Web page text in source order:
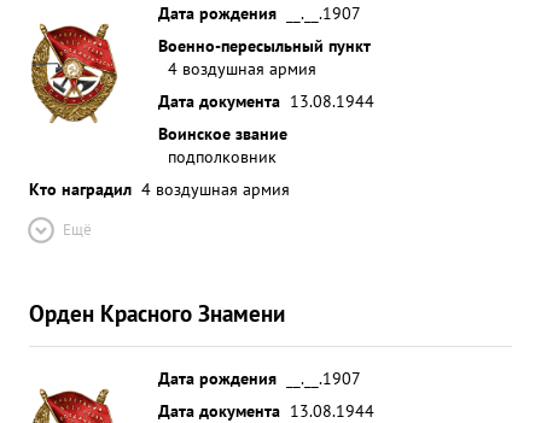
борьбе с германской фашистской армией. За
отличную организацию боевой работы полка по
по германского вительственной фашизма и
личную наградой боевую орденом работу
ЛЕНИНА. тов.Соколов достоин разгрому
награждения ...»
Дата рождения
__.__.1907
Военно-пересыльный пункт
4 воздушная армия
Дата документа 13.08.1944
Воинское звание
подполковник
Кто наградил 4 воздушная армия
Ещё
Орден Красного Знамени
Дата рождения
__.__.1907
Дата документа 13.08.1944